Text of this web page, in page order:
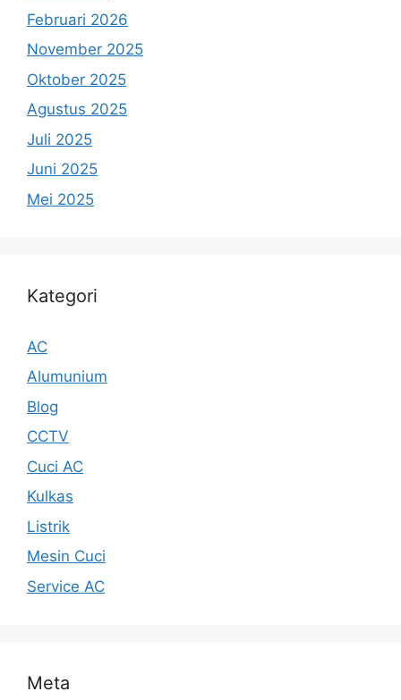
Februari 2026
November 2025
Oktober 2025
Agustus 2025
Juli 2025
Juni 2025
Mei 2025
Kategori
AC
Alumunium
Blog
CCTV
Cuci AC
Kulkas
Listrik
Mesin Cuci
Service AC
Meta